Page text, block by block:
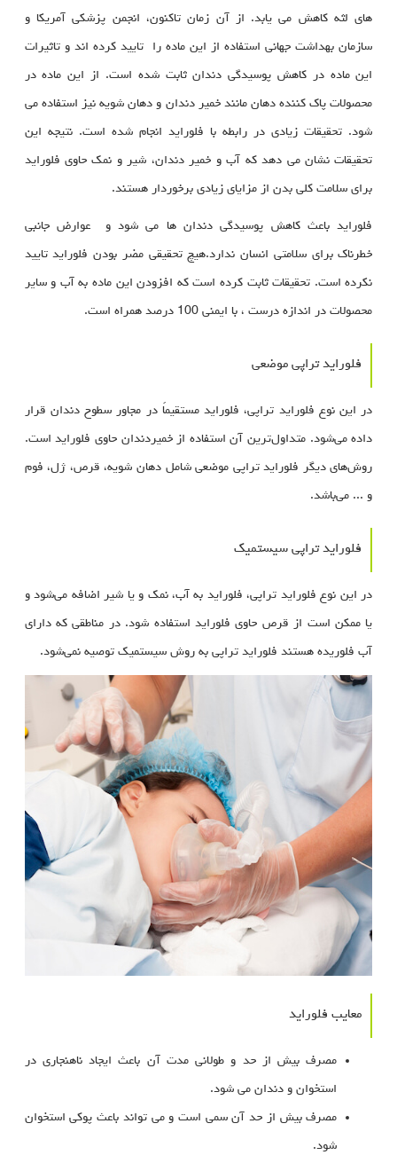
های لثه کاهش می یابد. از آن زمان تاکنون، انجمن پزشکی آمریکا و
سازمان بهداشت جهانی استفاده از این ماده را تایید کرده اند و تاثیرات
این ماده در کاهش پوسیدگی دندان ثابت شده است. از این ماده در
محصولات پاک کننده دهان مانند خمیر دندان و دهان شویه نیز استفاده می
شود. تحقیقات زیادی در رابطه با فلوراید انجام شده است. نتیجه این
تحقیقات نشان می دهد که آب و خمیر دندان، شیر و نمک حاوی فلوراید
برای سلامت کلی بدن از مزایای زیادی برخوردار هستند.
فلوراید باعث کاهش پوسیدگی دندان ها می شود و عوارض جانبی
خطرناک برای سلامتی انسان ندارد.هیچ تحقیقی مضر بودن فلوراید تایید
نکرده است. تحقیقات ثابت کرده است که افزودن این ماده به آب و سایر
محصولات در اندازه درست ، با ایمنی 100 درصد همراه است.
فلوراید تراپی موضعی
در این نوع فلوراید تراپی، فلوراید مستقیماً در مجاور سطوح دندان قرار
داده می‌شود. متداول‌ترین آن استفاده از خمیردندان‌ حاوی فلوراید است.
روش‌های دیگر فلوراید تراپی موضعی شامل دهان شویه، قرص، ژل، فوم
و ... می‌باشد.
فلوراید تراپی سیستمیک
در این نوع فلوراید تراپی، فلوراید به آب، نمک و یا شیر اضافه می‌شود و
یا ممکن است از قرص حاوی فلوراید استفاده شود. در مناطقی که دارای
آب فلوریده هستند فلوراید تراپی به روش سیستمیک توصیه نمی‌شود.
معایب فلوراید
مصرف بیش از حد و طولانی مدت آن باعث ایجاد ناهنجاری در
استخوان و دندان می شود.
مصرف بیش از حد آن سمی است و می تواند باعث پوکی استخوان
شود.